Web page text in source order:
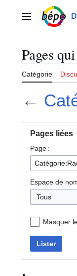
contenuMenu principal
Pages
Catégorie
←
Pages liées
Page :
Espace de
Tous
Masquer
Lister